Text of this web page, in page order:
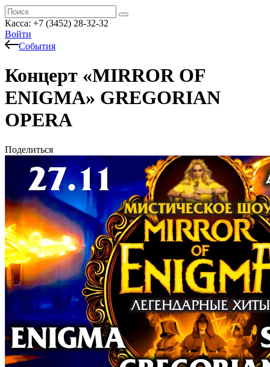
Касса: +7 (3452) 28-32-32
Войти
События
Концерт «MIRROR OF
ENIGMA» GREGORIAN
OPERA
Поделиться